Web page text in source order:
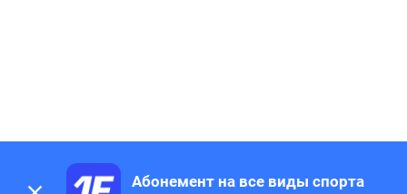
Абонемент на все виды спорта